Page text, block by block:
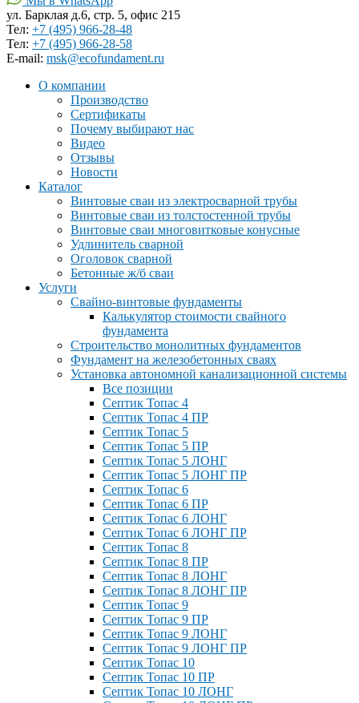
ул. Барклая д.6, стр. 5, офис 215
Тел: +7 (495) 966-28-48
Тел: +7 (495) 966-28-58
Е-mail: msk@ecofundament.ru
О компании
Производство
Сертификаты
Почему выбирают нас
Видео
Отзывы
Новости
Каталог
Винтовые сваи из электросварной трубы
Винтовые сваи из толстостенной трубы
Винтовые сваи многовитковые конусные
Удлинитель сварной
Оголовок сварной
Бетонные ж/б сваи
Услуги
Свайно-винтовые фундаменты
Калькулятор стоимости свайного
фундамента
Строительство монолитных фундаментов
Фундамент на железобетонных сваях
Установка автономной канализационной системы
Все позиции
Септик Топас 4
Септик Топас 4 ПР
Септик Топас 5
Септик Топас 5 ПР
Септик Топас 5 ЛОНГ
Септик Топас 5 ЛОНГ ПР
Септик Топас 6
Септик Топас 6 ПР
Септик Топас 6 ЛОНГ
Септик Топас 6 ЛОНГ ПР
Септик Топас 8
Септик Топас 8 ПР
Септик Топас 8 ЛОНГ
Септик Топас 8 ЛОНГ ПР
Септик Топас 9
Септик Топас 9 ПР
Септик Топас 9 ЛОНГ
Септик Топас 9 ЛОНГ ПР
Септик Топас 10
Септик Топас 10 ПР
Септик Топас 10 ЛОНГ